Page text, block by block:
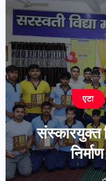
‘प्रज्ञा